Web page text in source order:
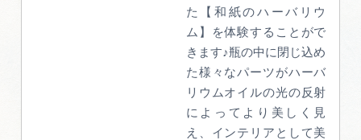
た【和紙のハーバリウ
ム】を体験することがで
きます♪瓶の中に閉じ込め
た様々なパーツがハーバ
リウムオイルの光の反射
によってより美しく見
え、インテリアとして美